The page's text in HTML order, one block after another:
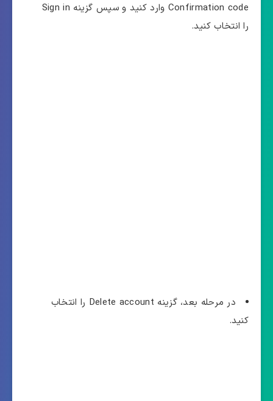
Confirmation code وارد کنید و سپس گزینه Sign in
را انتخاب کنید.
در مرحله بعد، گزینه Delete account را انتخاب
کنید.